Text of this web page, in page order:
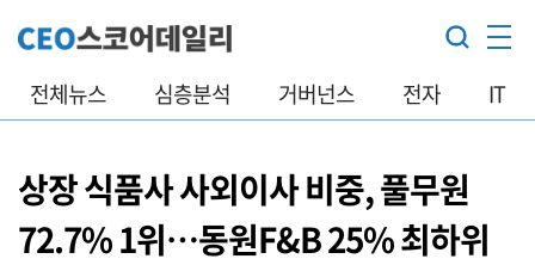
전체뉴스 심층분석 거버넌스 전자 IT
상장 식품사 사외이사 비중, 풀무원
72.7% 1위…동원F&B 25% 최하위